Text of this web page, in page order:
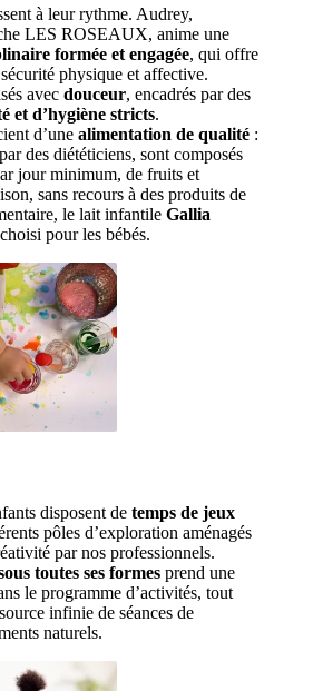
à leur rythme. Audrey,
formée et engagée, qui offre
physique et affective.
avec douceur
et d’hygiène stricts.
d’une alimentation de qualité :
des diététiciens, sont composés
jour minimum, de fruits et
sans recours à des produits de
le lait infantile Gallia
pour les bébés.
disposent de temps de jeux
pôles d’exploration aménagés
toutes ses formes prend une
le programme d’activités, tout
infinie de séances de
naturels.